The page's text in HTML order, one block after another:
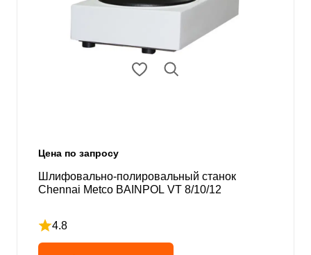
Цена по запросу
Шлифовально-полировальный станок
Chennai Metco BAINPOL VT 8/10/12
4.8
Рейтинг 4.8 из 5